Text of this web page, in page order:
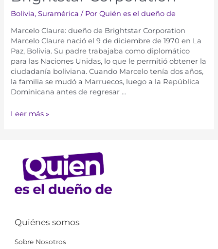
Bolivia,Suramérica​​ / PorQuién es el dueño de
Marcelo Claure: dueño de Brightstar Corporation
Marcelo Claure nació el 9 de diciembre de 1970 en La
Paz, Bolivia. Su padre trabajaba como diplomático
para las Naciones Unidas, lo que le permitió obtener la
ciudadanía boliviana. Cuando Marcelo tenía dos años,
la familia se mudó a Marruecos, luego a la República
Dominicana antes de regresar …
Leer más »
Quiénes somos
Sobre Nosotros